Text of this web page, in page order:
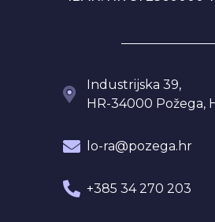
Industrijska 39,
HR-34000 Požega,
lo-ra@pozega.hr
+385 34 270 203